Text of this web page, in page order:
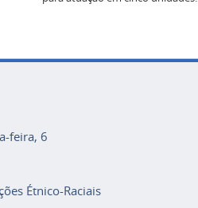
feira, 6
Étnico-Raciais